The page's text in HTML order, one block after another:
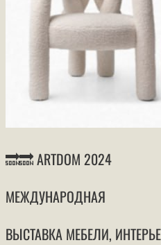
🔜🔜 ARTDOM 2024
МЕЖДУНАРОДНАЯ
ВЫСТАВКА МЕБЕЛИ,